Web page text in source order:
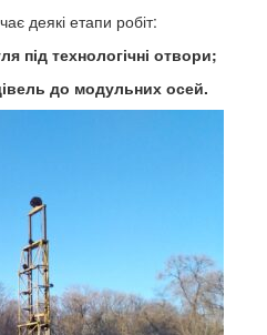
деякі етапи робіт:
під технологічні отвори;
до модульних осей.